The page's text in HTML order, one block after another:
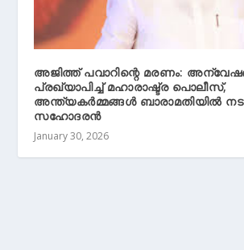
അജിത്ത് പവാറിന്റെ മരണം:
പ്രഖ്യാപിച്ച് മഹാരാഷ്ട്ര പൊലീസ്,
അന്ത്യകർമ്മങ്ങൾ ബാരാമതിയിൽ
സഹോദരൻ
January 30, 2026